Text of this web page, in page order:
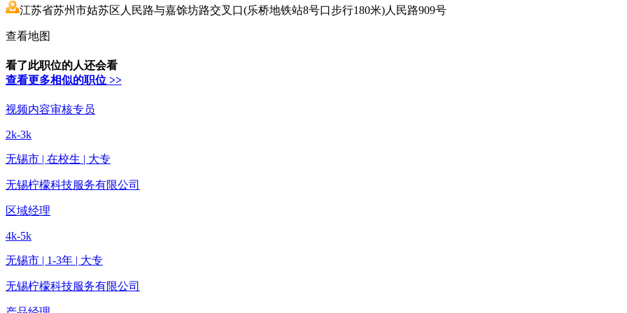
江苏省苏州市姑苏区人民路与嘉馀坊路交叉口(乐桥地铁站8号口步行180米)人民路909号
查看地图
看了此职位的人还会看
查看更多相似的职位 >>
视频内容审核专员
2k-3k
无锡市 | 在校生 | 大专
无锡柠檬科技服务有限公司
区域经理
4k-5k
无锡市 | 1-3年 | 大专
无锡柠檬科技服务有限公司